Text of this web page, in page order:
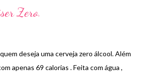
Zero.
deseja uma cerveja zero álcool. Além
apenas 69 calorias . Feita com água ,